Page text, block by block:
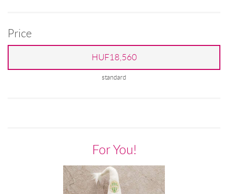
Price
HUF18,560
standard
For You!